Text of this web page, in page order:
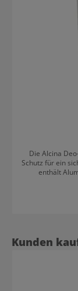
Die Alcina
Schutz für ein
enthält
reizlinderndes
und ist
Produktgalerie
Kunden